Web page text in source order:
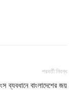
পরবর্তী নিবন্ধ
ব্যবধানে বাংলাদেশের জয়